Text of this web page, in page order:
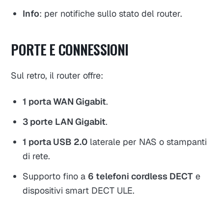
Info: per notifiche sullo stato del router.
PORTE E CONNESSIONI
Sul retro, il router offre:
1 porta WAN Gigabit.
3 porte LAN Gigabit.
1 porta USB 2.0 laterale per NAS o stampanti
di rete.
Supporto fino a 6 telefoni cordless DECT e
dispositivi smart DECT ULE.